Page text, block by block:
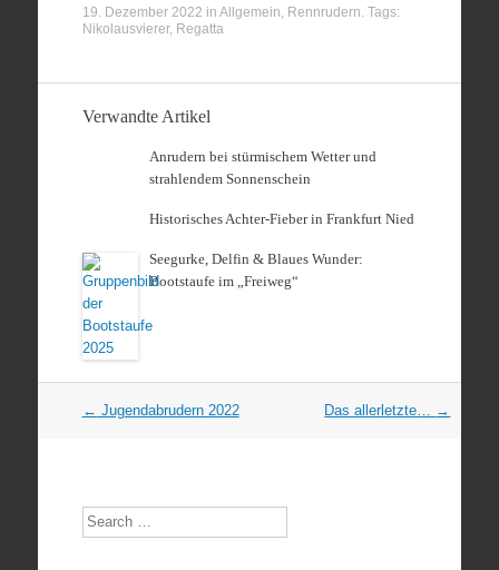
19. Dezember 2022 in Allgemein, Rennrudern. Tags:
Nikolausvierer, Regatta
Verwandte Artikel
Anrudern bei stürmischem Wetter und
strahlendem Sonnenschein
Historisches Achter-Fieber in Frankfurt Nied
Seegurke, Delfin & Blaues Wunder:
Bootstaufe im „Freiweg“
Artikel
← Jugendabrudern 2022 Das allerletzte… →
Search